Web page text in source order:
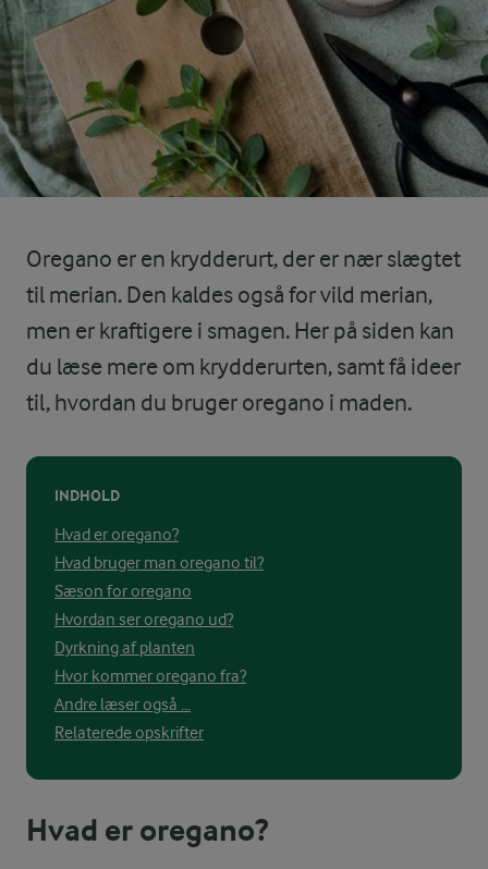
Oregano er en krydderurt, der er nær slægtet
til merian. Den kaldes også for vild merian,
men er kraftigere i smagen. Her på siden kan
du læse mere om krydderurten, samt få ideer
til, hvordan du bruger oregano i maden.
INDHOLD
Hvad er oregano?
Hvad bruger man oregano til?
Sæson for oregano
Hvordan ser oregano ud?
Dyrkning af planten
Hvor kommer oregano fra?
Andre læser også ...
Relaterede opskrifter
Hvad er oregano?